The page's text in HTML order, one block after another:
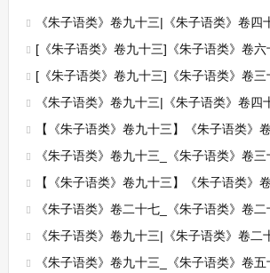
《朱子语类》卷九十三|《朱子语类》卷四
[《朱子语类》卷九十三]《朱子语类》卷
[《朱子语类》卷九十三]《朱子语类》卷三
《朱子语类》卷九十三|《朱子语类》卷四
【《朱子语类》卷九十三】《朱子语类》卷
《朱子语类》卷九十三_《朱子语类》卷
【《朱子语类》卷九十三】《朱子语类》
《朱子语类》卷二十七_《朱子语类》卷
《朱子语类》卷九十三|《朱子语类》卷二
《朱子语类》卷九十三_《朱子语类》卷